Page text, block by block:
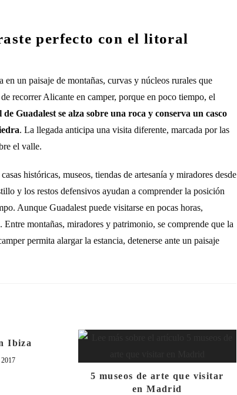
perfecto con el litoral
un paisaje de montañas, curvas y núcleos rurales que
recorrer Alicante en camper, porque en poco tiempo, el
de Guadalest se alza sobre una roca y conserva un casco
. La llegada anticipa una visita diferente, marcada por las
el valle.
históricas, museos, tiendas de artesanía y miradores desde
y los restos defensivos ayudan a comprender la posición
Aunque Guadalest puede visitarse en pocas horas,
montañas, miradores y patrimonio, se comprende que la
permita alargar la estancia, detenerse ante un paisaje
Ibiza
5 museos de arte que visitar
en Madrid